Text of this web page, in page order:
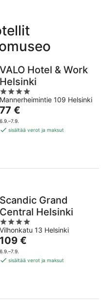
-
VALO Hotel & Work
Helsinki
4
out
of
5
Mannerheimintie 109 Helsinki
Hinta
on
77 €
77 €
6.9.–7.9.
sisältää verot ja maksut
Scandic Grand
Central Helsinki
4
out
of
5
Vilhonkatu 13 Helsinki
Hinta
on
109 €
109 €
6.9.–7.9.
sisältää verot ja maksut